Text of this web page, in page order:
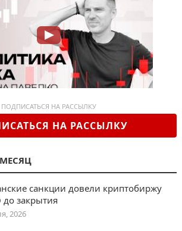
ПОДПИСАТЬСЯ НА РАССЫЛКУ
НА РАССЫЛКУ
санкции довели криптобиржу
до закрытия
2026